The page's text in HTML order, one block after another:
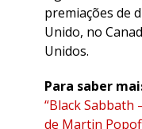
premiações de
Unido, no
Unidos.
Para saber
“Black Sabbath
de Martin